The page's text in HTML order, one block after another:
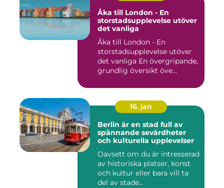
Åka till London - En
storstadsupplevelse utöver
det vanliga
Åka till London - En
storstadsupplevelse utöver
det vanliga En övergripande,
grundlig översikt öve...
16. jan
Berlin är en stad full av
spännande sevärdheter
och kulturella upplevelser
Oavsett om du är intresserad
av historiska platser, konst
och kultur eller bara vill ta
del av stade...